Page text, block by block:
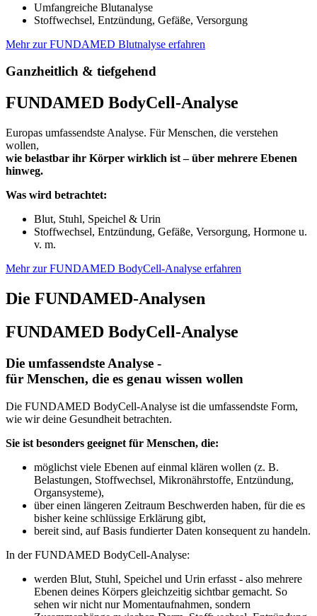
Umfangreiche Blutanalyse
Stoffwechsel, Entzündung, Gefäße, Versorgung
Mehr zur FUNDAMED Blutnalyse erfahren
Ganzheitlich & tiefgehend
FUNDAMED BodyCell-Analyse
Europas umfassendste Analyse. Für Menschen, die verstehen
wollen,
wie belastbar ihr Körper wirklich ist – über mehrere Ebenen
hinweg.
Was wird betrachtet:
Blut, Stuhl, Speichel & Urin
Stoffwechsel, Entzündung, Gefäße, Versorgung, Hormone u.
v. m.
Mehr zur FUNDAMED BodyCell-Analyse erfahren
Die FUNDAMED-Analysen
FUNDAMED BodyCell-Analyse
Die umfassendste Analyse -
für Menschen, die es genau wissen wollen
Die FUNDAMED BodyCell-Analyse ist die umfassendste Form,
wie wir deine Gesundheit betrachten.
Sie ist besonders geeignet für Menschen, die:
möglichst viele Ebenen auf einmal klären wollen (z. B.
Belastungen, Stoffwechsel, Mikronährstoffe, Entzündung,
Organsysteme),
über einen längeren Zeitraum Beschwerden haben, für die es
bisher keine schlüssige Erklärung gibt,
bereit sind, auf Basis fundierter Daten konsequent zu handeln.
In der FUNDAMED BodyCell-Analyse:
werden Blut, Stuhl, Speichel und Urin erfasst - also mehrere
Ebenen deines Körpers gleichzeitig sichtbar gemacht. So
sehen wir nicht nur Momentaufnahmen, sondern